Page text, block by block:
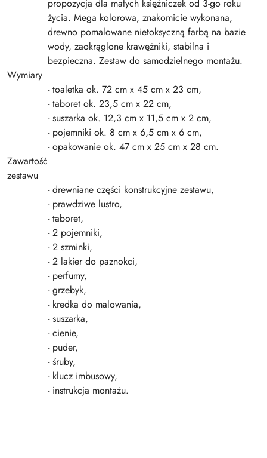
propozycja dla małych księżniczek od 3-go roku
życia. Mega kolorowa, znakomicie wykonana,
drewno pomalowane nietoksyczną farbą na bazie
wody, zaokrąglone krawężniki, stabilna i
bezpieczna. Zestaw do samodzielnego montażu.
Wymiary
- toaletka ok. 72 cm x 45 cm x 23 cm,
- taboret ok. 23,5 cm x 22 cm,
- suszarka ok. 12,3 cm x 11,5 cm x 2 cm,
- pojemniki ok. 8 cm x 6,5 cm x 6 cm,
- opakowanie ok. 47 cm x 25 cm x 28 cm.
Zawartość
zestawu
- drewniane części konstrukcyjne zestawu,
- prawdziwe lustro,
- taboret,
- 2 pojemniki,
- 2 szminki,
- 2 lakier do paznokci,
- perfumy,
- grzebyk,
- kredka do malowania,
- suszarka,
- cienie,
- puder,
- śruby,
- klucz imbusowy,
- instrukcja montażu.